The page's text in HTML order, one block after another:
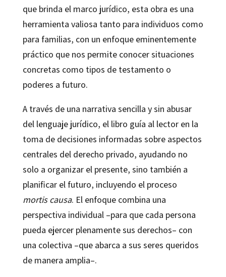
que brinda el marco jurídico, esta obra es una
herramienta valiosa tanto para individuos como
para familias, con un enfoque eminentemente
práctico que nos permite conocer situaciones
concretas como tipos de testamento o
poderes a futuro.
A través de una narrativa sencilla y sin abusar
del lenguaje jurídico, el libro guía al lector en la
toma de decisiones informadas sobre aspectos
centrales del derecho privado, ayudando no
solo a organizar el presente, sino también a
planificar el futuro, incluyendo el proceso
mortis causa. El enfoque combina una
perspectiva individual –para que cada persona
pueda ejercer plenamente sus derechos– con
una colectiva –que abarca a sus seres queridos
de manera amplia–.